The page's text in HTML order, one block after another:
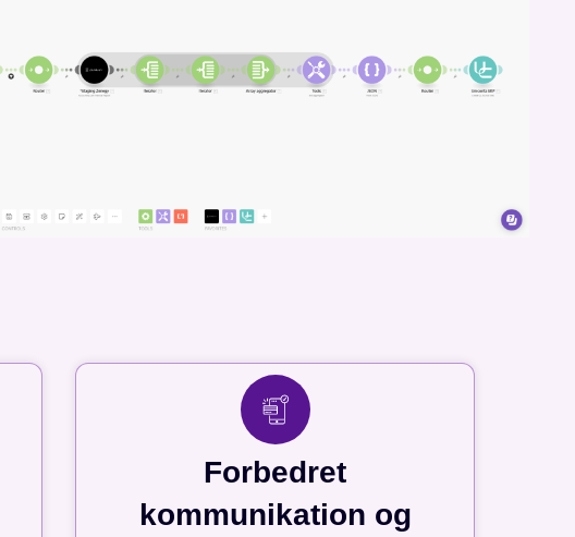
Forbedret
kommunikation og